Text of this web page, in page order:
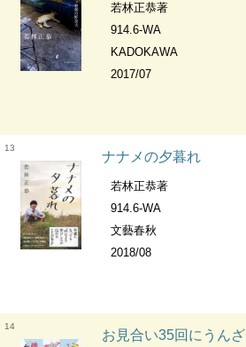
若林正恭著
914.6-WA
KADOKAWA
2017/07
13
ナナメの夕暮れ
若林正恭著
914.6-WA
文藝春秋
2018/08
14
お見合い35回にうんざりしてアメリカに